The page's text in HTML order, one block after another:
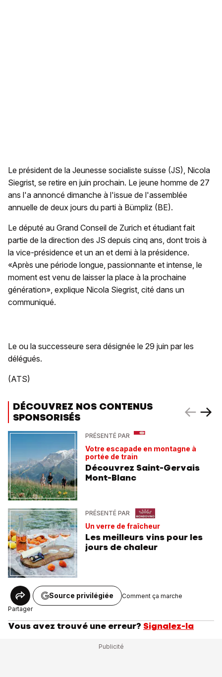
Le président de la Jeunesse socialiste suisse (JS), Nicola
Siegrist, se retire en juin prochain. Le jeune homme de 27
ans l'a annoncé dimanche à l'issue de l'assemblée
annuelle de deux jours du parti à Bümpliz (BE).
Le député au Grand Conseil de Zurich et étudiant fait
partie de la direction des JS depuis cinq ans, dont trois à
la vice-présidence et un an et demi à la présidence.
«Après une période longue, passionnante et intense, le
moment est venu de laisser la place à la prochaine
génération», explique Nicola Siegrist, cité dans un
communiqué.
Le ou la successeure sera désignée le 29 juin par les
délégués.
(ATS)
DÉCOUVREZ NOS CONTENUS
SPONSORISÉS
PRÉSENTÉ PAR
Votre escapade en montagne à
portée de train
Découvrez Saint-Gervais
Mont-Blanc
PRÉSENTÉ PAR
Un verre de fraîcheur
Les meilleurs vins pour les
jours de chaleur
Partager
Source privilégiée Comment ça marche
Vous avez trouvé une erreur? Signalez-la